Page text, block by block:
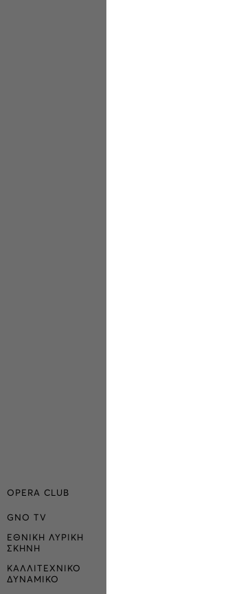
OPERA CLUB
GNO TV
ΕΘΝΙΚΗ ΛΥΡΙΚΗ
ΣΚΗΝΗ
ΚΑΛΛΙΤΕΧΝΙΚΟ
ΔΥΝΑΜΙΚΟ